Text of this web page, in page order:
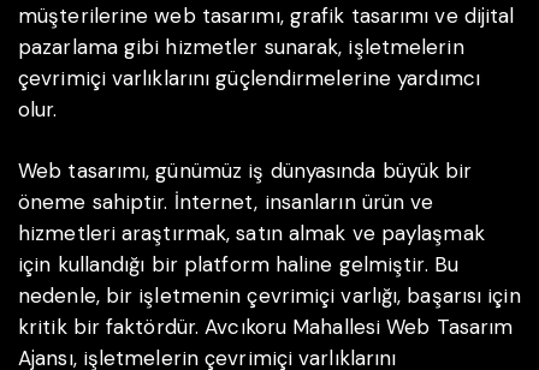
müşterilerine web tasarımı, grafik tasarımı ve dijital
pazarlama gibi hizmetler sunarak, işletmelerin
çevrimiçi varlıklarını güçlendirmelerine yardımcı
olur.
Web tasarımı, günümüz iş dünyasında büyük bir
öneme sahiptir. İnternet, insanların ürün ve
hizmetleri araştırmak, satın almak ve paylaşmak
için kullandığı bir platform haline gelmiştir. Bu
nedenle, bir işletmenin çevrimiçi varlığı, başarısı için
kritik bir faktördür. Avcıkoru Mahallesi Web Tasarım
Ajansı, işletmelerin çevrimiçi varlıklarını